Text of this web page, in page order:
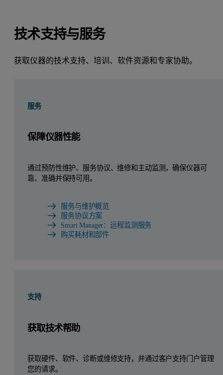
技术支持与服务
获取仪器的技术支持、培训、软件资源和专家协助。
服务
保障仪器性能
通过预防性维护、服务协议、维修和主动监测，确保仪器可
靠、准确并保持可用。
服务与维护概览
服务协议方案
Smart Manager：远程监测服务
购买耗材和部件
支持
获取技术帮助
获取硬件、软件、诊断或维修支持，并通过客户支持门户管理
您的请求。